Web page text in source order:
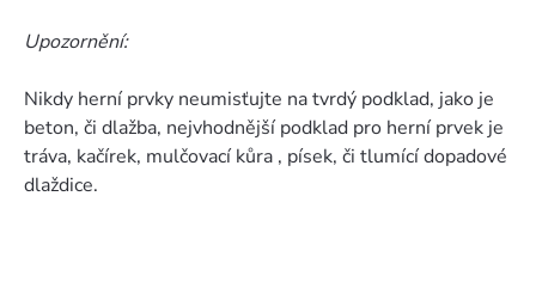
Upozornění:
Nikdy herní prvky neumisťujte na tvrdý podklad, jako je
beton, či dlažba, nejvhodnější podklad pro herní prvek je
tráva, kačírek, mulčovací kůra , písek, či tlumící dopadové
dlaždice.